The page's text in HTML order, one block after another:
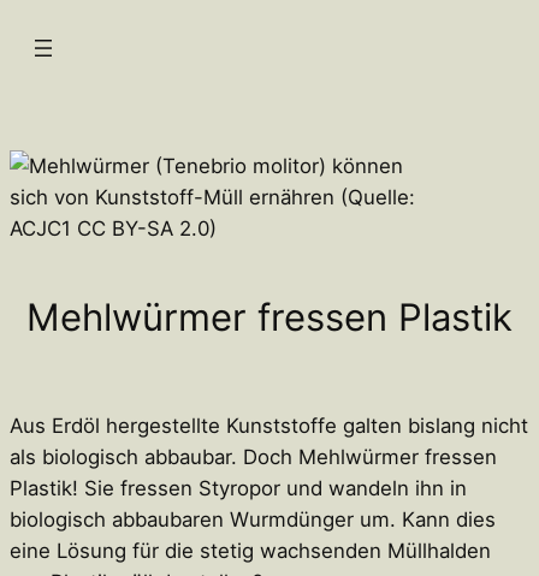
Inhalt
Mehlwürmer fressen Plastik
Aus Erdöl hergestellte Kunststoffe galten bislang nicht
als biologisch abbaubar. Doch Mehlwürmer fressen
Plastik! Sie fressen Styropor und wandeln ihn in
biologisch abbaubaren Wurmdünger um. Kann dies
eine Lösung für die stetig wachsenden Müllhalden